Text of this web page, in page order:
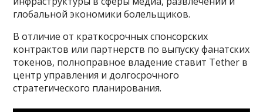
глобальной экономики болельщиков.
В отличие от краткосрочных спонсорских
контрактов или партнерств по выпуску фанатских
токенов, полноправное владение ставит Tether в
центр управления и долгосрочного
стратегического планирования.